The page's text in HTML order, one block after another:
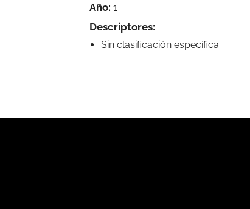
Año: 1
Descriptores:
Sin clasificación específica